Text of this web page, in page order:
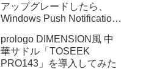
アップグレードしたら、
Windows Push Notifications
prologo DIMENSION風 中
華サドル「TOSEEK
PRO143」を導入してみた